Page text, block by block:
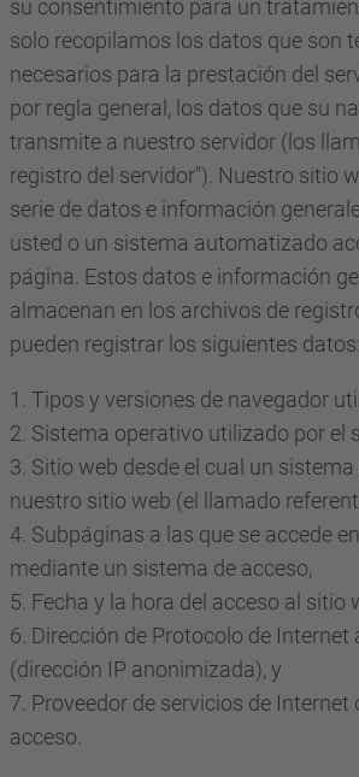
su consentimiento para un
solo recopilamos los datos que son
necesarios para la prestación del
por regla general, los datos que su
transmite a nuestro servidor (los
registro del servidor"). Nuestro sitio
serie de datos e información
usted o un sistema automatizado
página. Estos datos e información
almacenan en los archivos de
pueden registrar los siguientes datos:
1. Tipos y versiones de navegador
2. Sistema operativo utilizado por el
3. Sitio web desde el cual un
nuestro sitio web (el llamado
4. Subpáginas a las que se accede
mediante un sistema de acceso,
5. Fecha y la hora del acceso al sitio
6. Dirección de Protocolo de Internet
(dirección IP anonimizada), y
7. Proveedor de servicios de Internet
acceso.